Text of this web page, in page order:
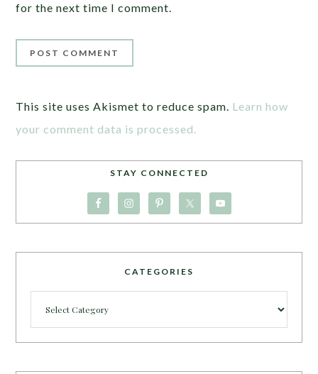
for the next time I comment.
This site uses Akismet to reduce spam. Learn how
your comment data is processed.
STAY CONNECTED
CATEGORIES